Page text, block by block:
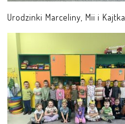
Urodzinki Marceliny, Mii i Kajtka